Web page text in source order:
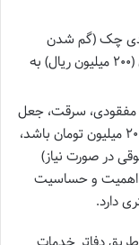
چک (گم شدن
تصادفی) با مبلغ تا سقف ۲۰ میلیون تومان (۲۰۰ میلیون ریال) به
سرقت، جعل
یا کلاهبرداری باشد و یا مبلغ چک بالاتر از ۲۰ میلیون تومان باشد،
در صورت نیاز)
اهمیت و حساسیت
دارد.